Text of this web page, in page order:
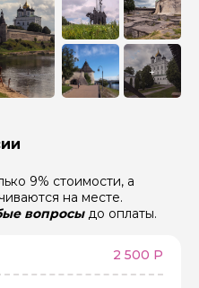
+
9% стоимости, а
на месте.
вопросыдо оплаты.
2 500 Р